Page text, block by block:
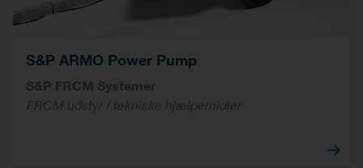
S&P ARMO Power Pump
S&P FRCM Systemer
FRCM udstyr / tekniske hjælpemidler